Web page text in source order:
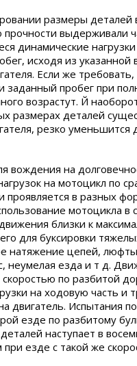
размеры деталей
выдерживали
динамические
исходя из
Если же
заданный пробег при
возрастут. Й
размерах деталей
резко уменьшится
вождения на
на мотоцикл по
проявляется в разных
мотоцикла в
близки к
для буксировки
натяжение цепей,
неумелая езда и т д.
по разбитой
на ходовую часть и
двигатель. Испытания
езде по разбитому
наступает в
езде с такой же